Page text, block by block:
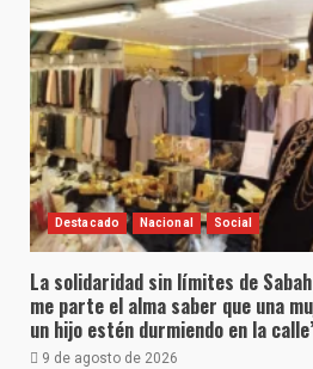
Destacado Nacional Social
La solidaridad sin límites de
me parte el alma saber que una
un hijo estén durmiendo en la
9 de agosto de 2026